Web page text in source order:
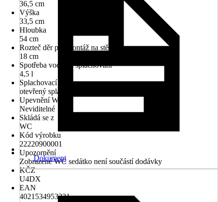
36,5 cm
Výška
33,5 cm
Hloubka
54 cm
Rozteč děr pro montáž na stěnu
18 cm
Spotřeba vody na splachování
4,5 l
Splachovací kruh
otevřený splachovací kruh
Upevnění WC
Neviditelné
Skládá se z
WC
Kód výrobku
22220900001
Upozornění
Zobrazené WC sedátko není součástí dodávky
KČZ
U4DX
EAN
4021534953231
Dokument